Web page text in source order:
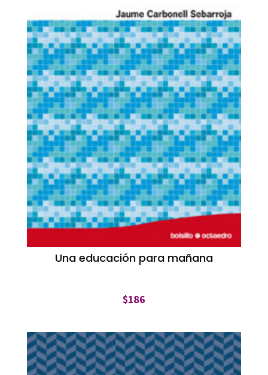
Una educación para mañana
$186